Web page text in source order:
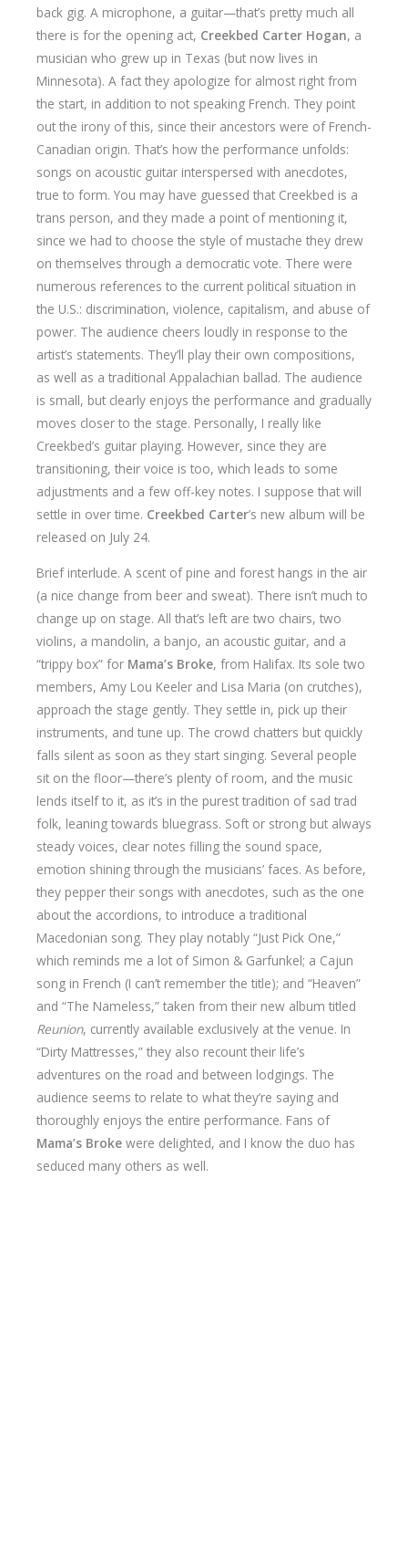
back gig. A microphone, a guitar—that’s pretty much all
there is for the opening act, Creekbed Carter Hogan, a
musician who grew up in Texas (but now lives in
Minnesota). A fact they apologize for almost right from
the start, in addition to not speaking French. They point
out the irony of this, since their ancestors were of French-
Canadian origin. That’s how the performance unfolds:
songs on acoustic guitar interspersed with anecdotes,
true to form. You may have guessed that Creekbed is a
trans person, and they made a point of mentioning it,
since we had to choose the style of mustache they drew
on themselves through a democratic vote. There were
numerous references to the current political situation in
the U.S.: discrimination, violence, capitalism, and abuse of
power. The audience cheers loudly in response to the
artist’s statements. They’ll play their own compositions,
as well as a traditional Appalachian ballad. The audience
is small, but clearly enjoys the performance and gradually
moves closer to the stage. Personally, I really like
Creekbed’s guitar playing. However, since they are
transitioning, their voice is too, which leads to some
adjustments and a few off-key notes. I suppose that will
settle in over time. Creekbed Carter’s new album will be
released on July 24.
Brief interlude. A scent of pine and forest hangs in the air
(a nice change from beer and sweat). There isn’t much to
change up on stage. All that’s left are two chairs, two
violins, a mandolin, a banjo, an acoustic guitar, and a
“trippy box” for Mama’s Broke, from Halifax. Its sole two
members, Amy Lou Keeler and Lisa Maria (on crutches),
approach the stage gently. They settle in, pick up their
instruments, and tune up. The crowd chatters but quickly
falls silent as soon as they start singing. Several people
sit on the floor—there’s plenty of room, and the music
lends itself to it, as it’s in the purest tradition of sad trad
folk, leaning towards bluegrass. Soft or strong but always
steady voices, clear notes filling the sound space,
emotion shining through the musicians’ faces. As before,
they pepper their songs with anecdotes, such as the one
about the accordions, to introduce a traditional
Macedonian song. They play notably “Just Pick One,”
which reminds me a lot of Simon & Garfunkel; a Cajun
song in French (I can’t remember the title); and “Heaven”
and “The Nameless,” taken from their new album titled
Reunion, currently available exclusively at the venue. In
“Dirty Mattresses,” they also recount their life’s
adventures on the road and between lodgings. The
audience seems to relate to what they’re saying and
thoroughly enjoys the entire performance. Fans of
Mama’s Broke were delighted, and I know the duo has
seduced many others as well.